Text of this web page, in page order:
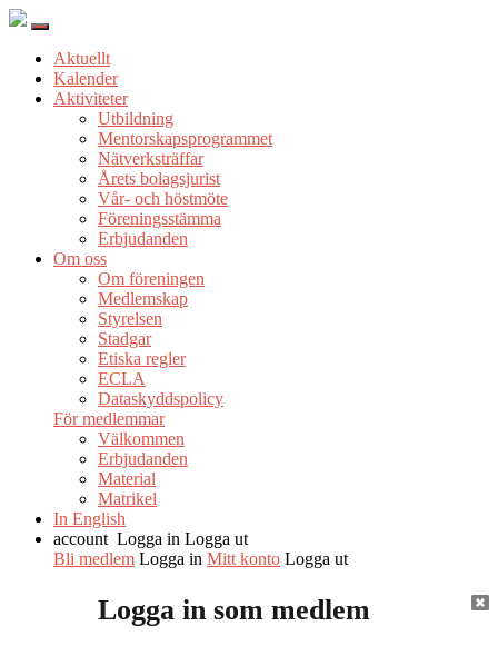
Aktuellt
Kalender
Aktiviteter
Utbildning
Mentorskapsprogrammet
Nätverksträffar
Årets bolagsjurist
Vår- och höstmöte
Föreningsstämma
Erbjudanden
Om oss
Om föreningen
Medlemskap
Styrelsen
Stadgar
Etiska regler
ECLA
Dataskyddspolicy
För medlemmar
Välkommen
Erbjudanden
Material
Matrikel
In English
account Logga in Logga ut
Bli medlem Logga in Mitt konto Logga ut
Logga in som medlem